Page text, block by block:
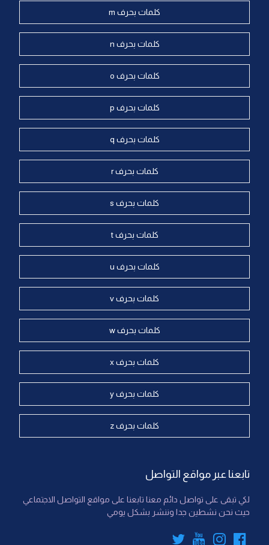
كلمات بحرف m
كلمات بحرف n
كلمات بحرف o
كلمات بحرف p
كلمات بحرف q
كلمات بحرف r
كلمات بحرف s
كلمات بحرف t
كلمات بحرف u
كلمات بحرف v
كلمات بحرف w
كلمات بحرف x
كلمات بحرف y
كلمات بحرف z
تابعنا عبر مواقع التواصل
لكي تبقى على تواصل دائم معنا تابعنا على مواقع التواصل الاجتماعي
حيث نحن نشطين جدا وننشر بشكل يومي